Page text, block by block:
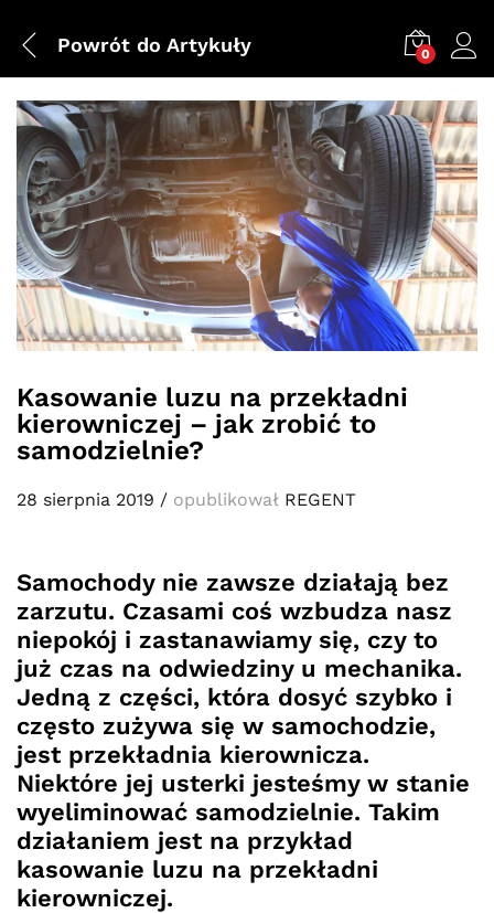
Powrót do Artykuły 0
Kasowanie luzu na przekładni
kierowniczej – jak zrobić to
samodzielnie?
28 sierpnia 2019 / opublikował REGENT
Samochody nie zawsze działają bez
zarzutu. Czasami coś wzbudza nasz
niepokój i zastanawiamy się, czy to
już czas na odwiedziny u mechanika.
Jedną z części, która dosyć szybko i
często zużywa się w samochodzie,
jest przekładnia kierownicza.
Niektóre jej usterki jesteśmy w stanie
wyeliminować samodzielnie. Takim
działaniem jest na przykład
kasowanie luzu na przekładni
kierowniczej.